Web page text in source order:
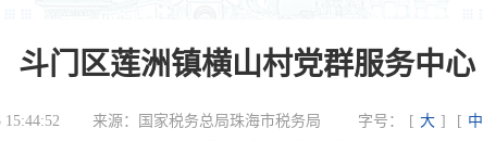
斗门区莲洲镇横山村党群服务中心
15:44:52 来源： 国家税务总局珠海市税务局 字号： [ 大 ] [ 中